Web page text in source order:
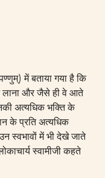
में बताया गया है कि
लाना और जैसे ही वे आते
अत्यधिक भक्ति के
के प्रति अत्यधिक
स्वभावों में भी देखे जाते
स्वामीजी कहते